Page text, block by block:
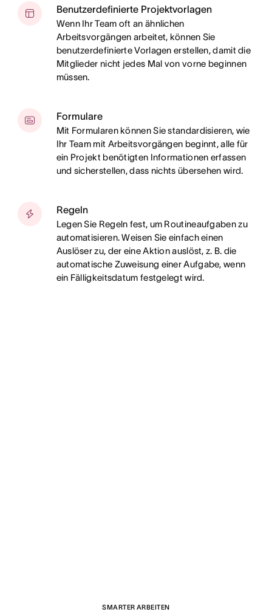
Benutzerdefinierte Projektvorlagen
Wenn Ihr Team oft an ähnlichen
Arbeitsvorgängen arbeitet, können Sie
benutzerdefinierte Vorlagen erstellen, damit die
Mitglieder nicht jedes Mal von vorne beginnen
müssen.
Formulare
Mit Formularen können Sie standardisieren, wie
Ihr Team mit Arbeitsvorgängen beginnt, alle für
ein Projekt benötigten Informationen erfassen
und sicherstellen, dass nichts übersehen wird.
Regeln
Legen Sie Regeln fest, um Routineaufgaben zu
automatisieren. Weisen Sie einfach einen
Auslöser zu, der eine Aktion auslöst, z. B. die
automatische Zuweisung einer Aufgabe, wenn
ein Fälligkeitsdatum festgelegt wird.
SMARTER ARBEITEN